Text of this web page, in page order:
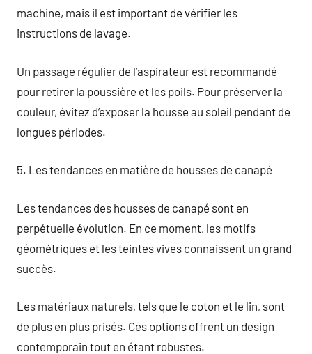
machine, mais il est important de vérifier les
instructions de lavage.
Un passage régulier de l’aspirateur est recommandé
pour retirer la poussière et les poils. Pour préserver la
couleur, évitez d’exposer la housse au soleil pendant de
longues périodes.
5. Les tendances en matière de housses de canapé
Les tendances des housses de canapé sont en
perpétuelle évolution. En ce moment, les motifs
géométriques et les teintes vives connaissent un grand
succès.
Les matériaux naturels, tels que le coton et le lin, sont
de plus en plus prisés. Ces options offrent un design
contemporain tout en étant robustes.